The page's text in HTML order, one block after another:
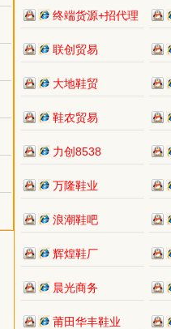
终端货源+招代理
联创贸易
大地鞋贸
鞋农贸易
力创8538
万隆鞋业
浪潮鞋吧
辉煌鞋厂
晨光商务
莆田华丰鞋业